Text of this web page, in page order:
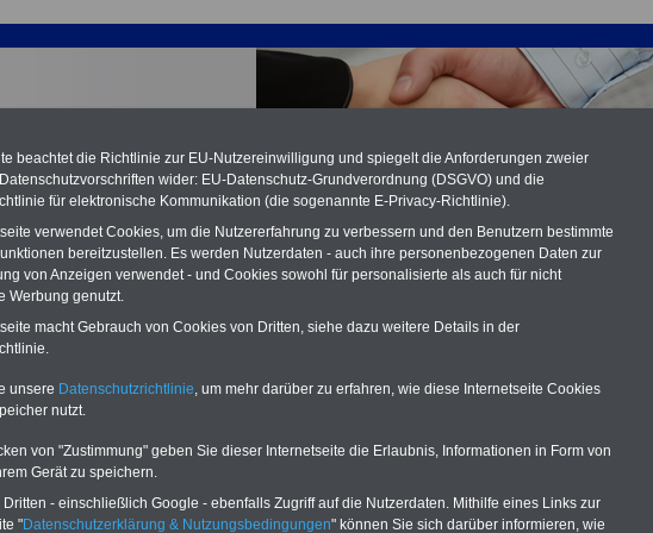
Altersversorgung (ATV) - VKA: § 36a
Neu aufgelegt: Oktober 2025 PDF-SERVICE:15 Euro
von 12 Monaten bleiben Sie bei den
Tarifverträge für den öffentlichen
Dienst:
>>>
vor
beachtet die Richtlinie zur EU-Nutzereinwilligung und spiegelt die Anforderungen zweier
wider: EU-Datenschutz-Grundverordnung (DSGVO) und die
für elektronische Kommunikation (die sogenannte E-Privacy-Richtlinie).
verwendet Cookies, um die Nutzererfahrung zu verbessern und den Benutzern bestimmte
bereitzustellen. Es werden Nutzerdaten - auch ihre personenbezogenen Daten zur
von Anzeigen verwendet - und Cookies sowohl für personalisierte als auch für nicht
Werbung genutzt.
macht Gebrauch von Cookies von Dritten, siehe dazu weitere Details in der
unsere Datenschutzrichtlinie, um mehr darüber zu erfahren, wie diese Internetseite Cookies
nutzt.
von "Zustimmung" geben Sie dieser Internetseite die Erlaubnis, Informationen in Form von
Gerät zu speichern.
- einschließlich Google - ebenfalls Zugriff auf die Nutzerdaten. Mithilfe eines Links zur
"Datenschutzerklärung & Nutzungsbedingungen" können Sie sich darüber informieren, wie